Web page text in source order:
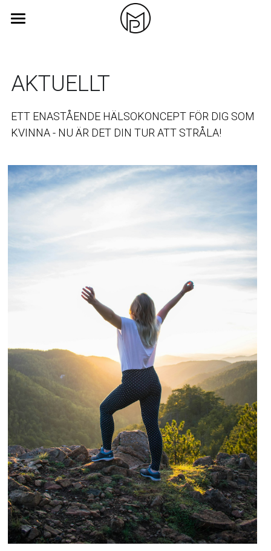
Kontakt
POWERED BY
AKTUELLT
ETT ENASTÅENDE HÄLSOKONCEPT FÖR DIG SOM
KVINNA - NU ÄR DET DIN TUR ATT STRÅLA!